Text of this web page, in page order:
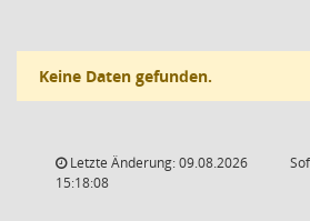
Keine Daten gefunden.
Letzte Änderung: 09.08.2026
15:18:08